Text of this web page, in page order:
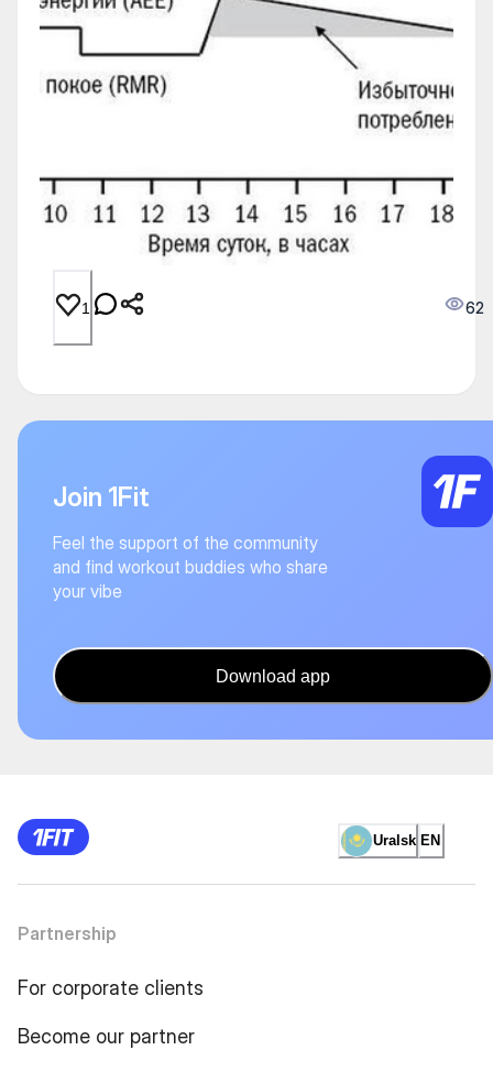
1 62
Join 1Fit
Feel the support of the community
and find workout buddies who share
your vibe
Download app
Uralsk EN
Partnership
For corporate clients
Become our partner